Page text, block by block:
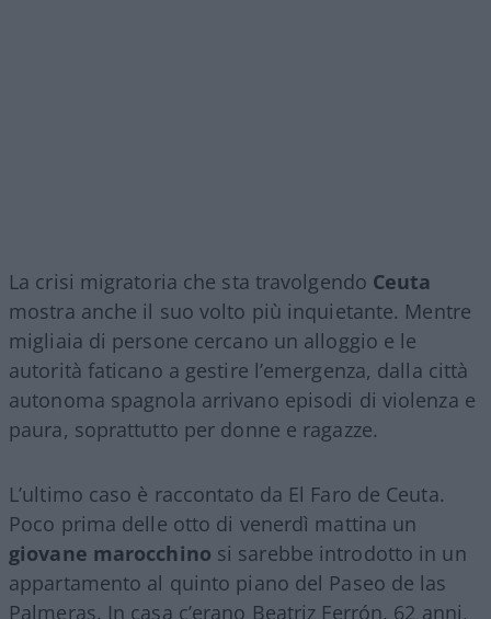
La crisi migratoria che sta travolgendo Ceuta
mostra anche il suo volto più inquietante. Mentre
migliaia di persone cercano un alloggio e le
autorità faticano a gestire l’emergenza, dalla città
autonoma spagnola arrivano episodi di violenza e
paura, soprattutto per donne e ragazze.
L’ultimo caso è raccontato da El Faro de Ceuta.
Poco prima delle otto di venerdì mattina un
giovane marocchino si sarebbe introdotto in un
appartamento al quinto piano del Paseo de las
Palmeras. In casa c’erano Beatriz Ferrón, 62 anni,